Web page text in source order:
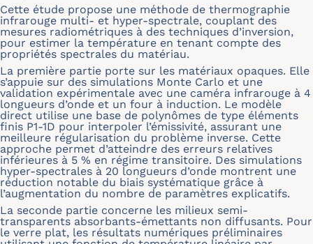
Cette étude propose une méthode de thermographie
infrarouge multi- et hyper-spectrale, couplant des
mesures radiométriques à des techniques d’inversion,
pour estimer la température en tenant compte des
propriétés spectrales du matériau.
La première partie porte sur les matériaux opaques. Elle
s’appuie sur des simulations Monte Carlo et une
validation expérimentale avec une caméra infrarouge à 4
longueurs d’onde et un four à induction. Le modèle
direct utilise une base de polynômes de type éléments
finis P1-1D pour interpoler l’émissivité, assurant une
meilleure régularisation du problème inverse. Cette
approche permet d’atteindre des erreurs relatives
inférieures à 5 % en régime transitoire. Des simulations
hyper-spectrales à 20 longueurs d’onde montrent une
réduction notable du biais systématique grâce à
l’augmentation du nombre de paramètres explicatifs.
La seconde partie concerne les milieux semi-
transparents absorbants-émettants non diffusants. Pour
le verre plat, les résultats numériques préliminaires